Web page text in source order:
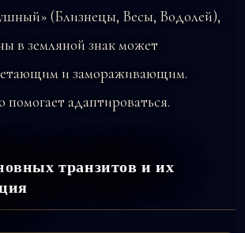
(Близнецы, Весы, Водолей),
в земляной знак может
и замораживающим.
помогает адаптироваться.
транзитов и их